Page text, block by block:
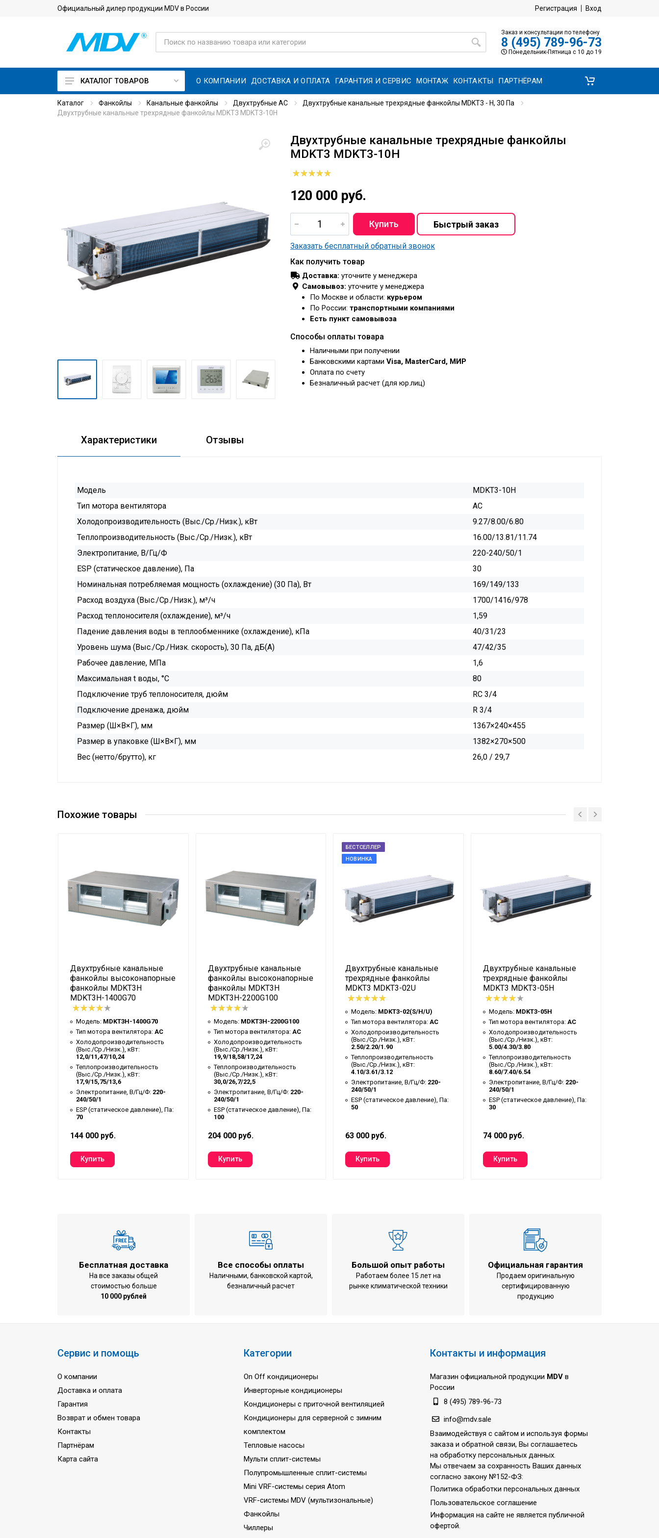
Официальный дилер продукции MDV в России Регистрация Вход
Заказ и консультации по телефону
8 (495) 789-96-73
Понедельник-Пятница с 10 до 19
On Off кондиционеры
Мульти сплит-системы
Полупромышленные сплит-
системы
Mini VRF-системы серия
Atom
VRF-системы MDV
конденсаторные блоки
Руфтопы
КАТАЛОГ ТОВАРОВ О КОМПАНИИ ДОСТАВКА И ОПЛАТА ГАРАНТИЯ И СЕРВИС МОНТАЖ КОНТАКТЫ ПАРТНЁРАМ
Каталог Фанкойлы Канальные фанкойлы Двухтрубные AC
Двухтрубные канальные трехрядные фанкойлы MDKT3 - H, 30 Па
Двухтрубные канальные трехрядные фанкойлы MDKT3 MDKT3-10H
Двухтрубные канальные трехрядные фанкойлы
MDKT3 MDKT3-10H
120 000 руб.
Заказать бесплатный обратный звонок
Как получить товар
Доставка: уточните у менеджера
Самовывоз: уточните у менеджера
По Москве и области: курьером
По России: транспортными компаниями
Есть пункт самовывоза
Способы оплаты товара
Наличными при получении
Банковскими картами Visa, MasterCard, МИР
Оплата по счету
Безналичный расчет (для юр.лиц)
Характеристики Отзывы
Модель
MDKT3-10H
Тип мотора вентилятора
AC
Холодопроизводительность (Выс./Ср./Низк.), кВт
9.27/8.00/6.80
Теплопроизводительность (Выс./Ср./Низк.), кВт
16.00/13.81/11.74
Электропитание, В/Гц/Ф
220-240/50/1
ESP (статическое давление), Па
30
Номинальная потребляемая мощность (охлаждение) (30 Па), Вт
169/149/133
Расход воздуха (Выс./Ср./Низк.), м³/ч
1700/1416/978
Расход теплоносителя (охлаждение), м³/ч
1,59
Падение давления воды в теплообменнике (охлаждение), кПа
40/31/23
Уровень шума (Выс./Ср./Низк. скорость), 30 Па, дБ(А)
47/42/35
Рабочее давление, МПа
1,6
Максимальная t воды, °C
80
Подключение труб теплоносителя, дюйм
RC 3/4
Подключение дренажа, дюйм
R 3/4
Размер (Ш×В×Г), мм
1367×240×455
Размер в упаковке (Ш×В×Г), мм
1382×270×500
Вес (нетто/брутто), кг
26,0 / 29,7
Похожие товары
Двухтрубные канальные
фанкойлы высоконапорные
фанкойлы MDKT3H
MDKT3H-1400G70
Модель: MDKT3H-1400G70
Тип мотора вентилятора: AC
Холодопроизводительность
(Выс./Ср./Низк.), кВт:
12,0/11,47/10,24
Теплопроизводительность
(Выс./Ср./Низк.), кВт:
17,9/15,75/13,6
Электропитание, В/Гц/Ф: 220-
240/50/1
ESP (статическое давление), Па:
70
144 000 руб.
Двухтрубные канальные
фанкойлы высоконапорные
фанкойлы MDKT3H
MDKT3H-2200G100
Модель: MDKT3H-2200G100
Тип мотора вентилятора: AC
Холодопроизводительность
(Выс./Ср./Низк.), кВт:
19,9/18,58/17,24
Теплопроизводительность
(Выс./Ср./Низк.), кВт:
30,0/26,7/22,5
Электропитание, В/Гц/Ф: 220-
240/50/1
ESP (статическое давление), Па:
100
204 000 руб.
БЕСТСЕЛЛЕР
НОВИНКА
Двухтрубные канальные
трехрядные фанкойлы
MDKT3 MDKT3-02U
Модель: MDKT3-02(S/H/U)
Тип мотора вентилятора: AC
Холодопроизводительность
(Выс./Ср./Низк.), кВт:
2.50/2.20/1.90
Теплопроизводительность
(Выс./Ср./Низк.), кВт:
4.10/3.61/3.12
Электропитание, В/Гц/Ф: 220-
240/50/1
ESP (статическое давление), Па:
50
63 000 руб.
Двухтрубные канальные
трехрядные фанкойлы
MDKT3 MDKT3-05H
Модель: MDKT3-05H
Тип мотора вентилятора: AC
Холодопроизводительность
(Выс./Ср./Низк.), кВт:
5.00/4.30/3.80
Теплопроизводительность
(Выс./Ср./Низк.), кВт:
8.60/7.40/6.54
Электропитание, В/Гц/Ф: 220-
240/50/1
ESP (статическое давление), Па:
30
74 000 руб.
Бесплатная доставка
На все заказы общей
стоимостью больше
10 000 рублей
Все способы оплаты
Наличными, банковской картой,
безналичный расчет
Большой опыт работы
Работаем более 15 лет на
рынке климатической техники
Официальная гарантия
Продаем оригинальную
сертифицированную
продукцию
Сервис и помощь
О компании
Доставка и оплата
Гарантия
Возврат и обмен товара
Контакты
Партнёрам
Карта сайта
Категории
On Off кондиционеры
Инверторные кондиционеры
Кондиционеры с приточной вентиляцией
Кондиционеры для серверной с зимним
комплектом
Тепловые насосы
Мульти сплит-системы
Полупромышленные сплит-системы
Mini VRF-системы серия Atom
VRF-системы MDV (мультизональные)
Фанкойлы
Чиллеры
Контакты и информация
Магазин официальной продукции MDV в
России
8 (495) 789-96-73
info@mdv.sale
Взаимодействуя с сайтом и используя формы
заказа и обратной связи, Вы соглашаетесь
на обработку персональных данных.
Мы отвечаем за сохранность Ваших данных
согласно закону №152-ФЗ:
Политика обработки персональных данных
Пользовательское соглашение
Информация на сайте не является публичной
офертой.